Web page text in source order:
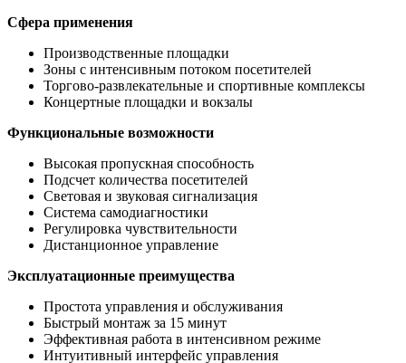
Сфера применения
Производственные площадки
Зоны с интенсивным потоком посетителей
Торгово-развлекательные и спортивные комплексы
Концертные площадки и вокзалы
Функциональные возможности
Высокая пропускная способность
Подсчет количества посетителей
Световая и звуковая сигнализация
Система самодиагностики
Регулировка чувствительности
Дистанционное управление
Эксплуатационные преимущества
Простота управления и обслуживания
Быстрый монтаж за 15 минут
Эффективная работа в интенсивном режиме
Интуитивный интерфейс управления